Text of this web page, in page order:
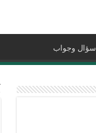
سؤال وجواب